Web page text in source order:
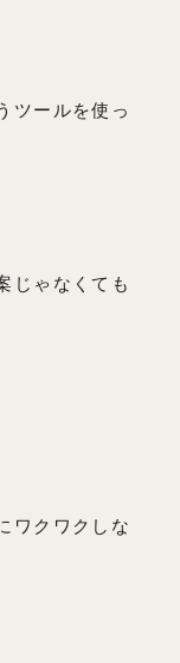
ツールを使っ
じゃなくても
ワクワクしな